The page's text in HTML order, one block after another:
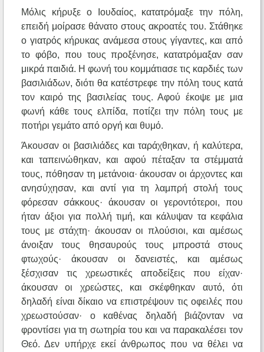
Μόλις κήρυξε ο Ιουδαίος, κατατρόμαξε την πόλη,
επειδή μοίρασε θάνατο στους ακροατές του. Στάθηκε
ο γιατρός κήρυκας ανάμεσα στους γίγαντες, και από
το φόβο, που τους προξένησε, κατατρόμαξαν σαν
μικρά παιδιά. Η φωνή του κομμάτιασε τις καρδιές των
βασιλιάδων, διότι θα κατέστρεφε την πόλη τους κατά
τον καιρό της βασιλείας τους. Αφού έκοψε με μια
φωνή κάθε τους ελπίδα, ποτίζει την πόλη τους με
ποτήρι γεμάτο από οργή και θυμό.
Άκουσαν οι βασιλιάδες και ταράχθηκαν, ή καλύτερα,
και ταπεινώθηκαν, και αφού πέταξαν τα στέμματά
τους, πόθησαν τη μετάνοια· άκουσαν οι άρχοντες και
ανησύχησαν, και αντί για τη λαμπρή στολή τους
φόρεσαν σάκκους· άκουσαν οι γεροντότεροι, που
ήταν άξιοι για πολλή τιμή, και κάλυψαν τα κεφάλια
τους με στάχτη· άκουσαν οι πλούσιοι, και αμέσως
άνοιξαν τους θησαυρούς τους μπροστά στους
φτωχούς· άκουσαν οι δανειστές, και αμέσως
ξέσχισαν τις χρεωστικές αποδείξεις που είχαν·
άκουσαν οι χρεώστες, και σκέφθηκαν αυτό, ότι
δηλαδή είναι δίκαιο να επιστρέψουν τις οφειλές που
χρεωστούσαν· ο καθένας δηλαδή βιάζονταν να
φροντίσει για τη σωτηρία του και να παρακαλέσει τον
Θεό. Δεν υπήρχε εκεί άνθρωπος που να θέλει να